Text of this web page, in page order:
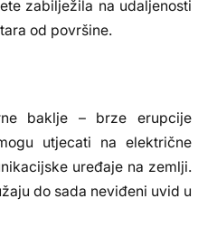
zabilježila na udaljenosti
od površine.
baklje – brze erupcije
utjecati na električne
uređaje na zemlji.
do sada neviđeni uvid u